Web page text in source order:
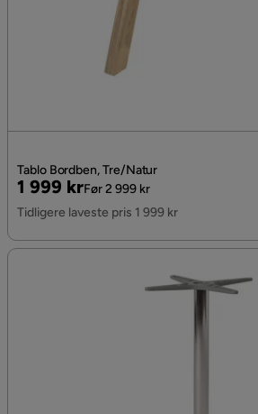
Tablo Bordben, Tre/Natur
Pris
1 999 kr
Original
Pris
Før 2 999 kr
Tidligere laveste pris 1 999 kr